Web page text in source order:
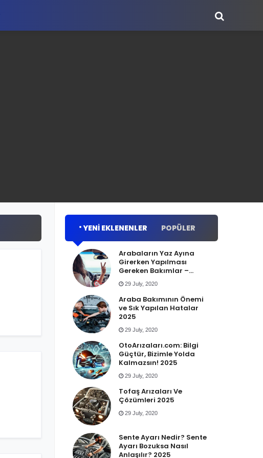
YENI EKLENENLER POPÜLER
Arabaların Yaz Ayına
Girerken Yapılması
Gereken Bakımlar –
OtoArizalari.com 2025
29 July, 2020
Araba Bakımının Önemi
ve Sık Yapılan Hatalar
2025
29 July, 2020
OtoArızaları.com: Bilgi
Güçtür, Bizimle Yolda
Kalmazsın! 2025
29 July, 2020
Tofaş Arızaları Ve
Çözümleri 2025
29 July, 2020
Sente Ayarı Nedir? Sente
Ayarı Bozuksa Nasıl
Anlaşılır? 2025